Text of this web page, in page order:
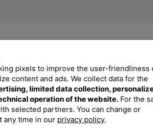
können auch Feuchtigkeit und
optimal vor Witterung zu
Stahl 1-2-mal im Jahr mit
Material von Schmutz zu
etwas Wasser, um den Sessel
und Sitzfläche aus Textilene
pixels to improve the user-friendliness
content and ads. We collect data for the
limited data collection,
operation of the website. For the
selected partners. You can change or
any time in our privacy policy.